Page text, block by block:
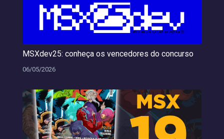
MSXdev25: conheça os vencedores do concurso
06/05/2026